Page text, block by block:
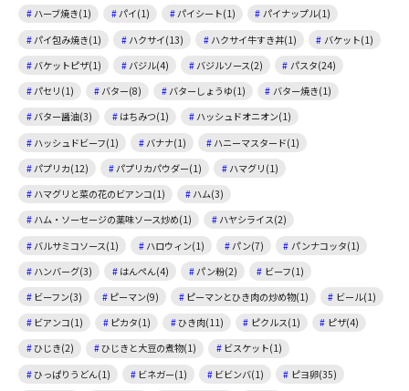
ハーブ焼き(1)
パイ(1) パイシート(1)
パイナップル(1)
パイ包み焼き(1)
ハクサイ(13) ハクサイ牛すき丼(1)
バケット(1)
バケットピザ(1)
バジル(4) バジルソース(2)
パスタ(24)
パセリ(1)
バター(8) バターしょうゆ(1)
バター焼き(1)
バター醤油(3)
はちみつ(1)
ハッシュドオニオン(1)
ハッシュドビーフ(1)
バナナ(1)
ハニーマスタード(1)
パプリカ(12)
パプリカパウダー(1)
ハマグリ(1)
ハマグリと菜の花のビアンコ(1)
ハム(3)
ハム・ソーセージの薬味ソース炒め(1)
ハヤシライス(2)
バルサミコソース(1)
ハロウィン(1) パン(7)
パンナコッタ(1)
ハンバーグ(3)
はんぺん(4) パン粉(2)
ビーフ(1)
ビーフン(3)
ピーマン(9) ピーマンとひき肉の炒め物(1)
ビール(1)
ビアンコ(1)
ピカタ(1) ひき肉(11) ピクルス(1)
ピザ(4)
ひじき(2)
ひじきと大豆の煮物(1)
ビスケット(1)
ひっぱりうどん(1)
ビネガー(1) ビビンバ(1)
ピヨ卵(35)